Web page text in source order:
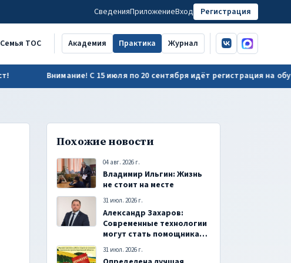
СведенияПриложениеВход Регистрация
Семья ТОС Академия Практика Журнал ВКонтакте
MAX
Внимание! С 15 июля по 20 сентября идёт регистрация на обучение для
Похожие новости
04 авг. 2026 г.
Владимир Ильгин: Жизнь
не стоит на месте
31 июл. 2026 г.
Александр Захаров:
Современные технологии
могут стать помощниками
в работе сельского
старосты
31 июл. 2026 г.